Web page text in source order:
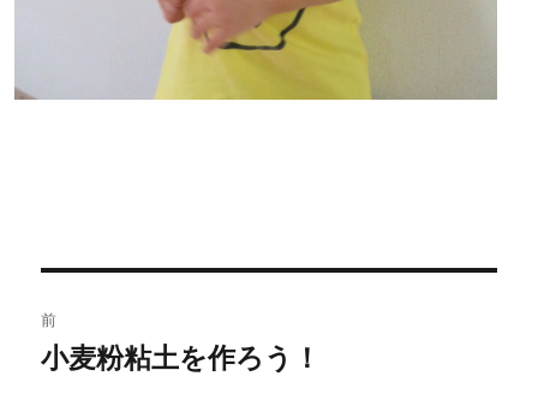
稿
前
過
小麦粉粘土を作ろう！